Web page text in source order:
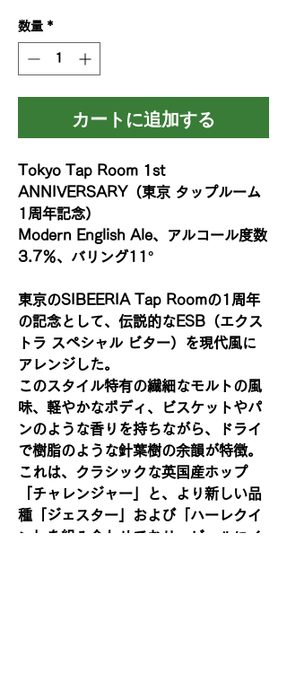
数量 *
カートに追加する
Tokyo Tap Room 1st
ANNIVERSARY（東京 タップルーム
1周年記念）
Modern English Ale、アルコール度数
3.7％、バリング11°
東京のSIBEERIA Tap Roomの1周年
の記念として、伝説的なESB（エクス
トラ スペシャル ビター）を現代風に
アレンジした。
このスタイル特有の繊細なモルトの風
味、軽やかなボディ、ビスケットやパ
ンのような香りを持ちながら、ドライ
で樹脂のような針葉樹の余韻が特徴。
これは、クラシックな英国産ホップ
「チャレンジャー」と、より新しい品
種「ジェスター」および「ハーレクイ
ン」を組み合わせており、ビールにイ